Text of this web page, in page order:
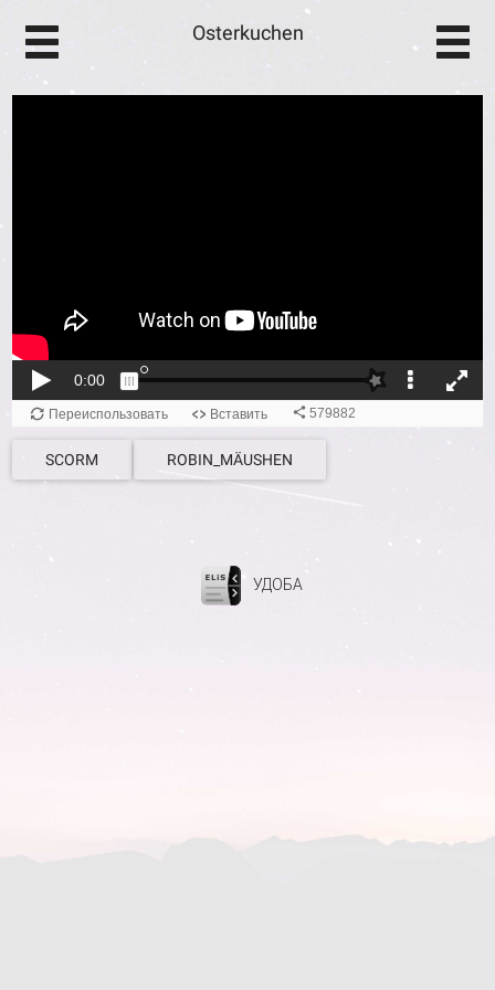
Osterkuchen
SCORM ROBIN_MÄUSHEN
УДОБА